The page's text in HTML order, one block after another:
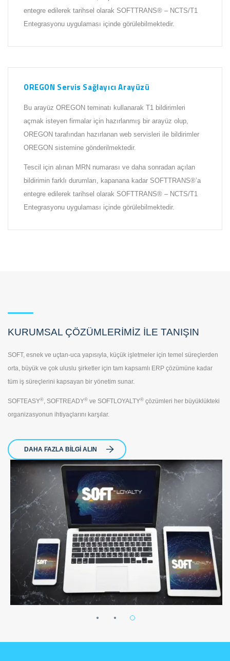
entegre edilerek tarihsel olarak SOFTTRANS® – NCTS/T1
Entegrasyonu uygulaması içinde görülebilmektedir.
OREGON Servis Sağlayıcı Arayüzü
Bu arayüz OREGON teminatı kullanarak T1 bildirimleri
açmak isteyen firmalar için hazırlanmış bir arayüz olup,
OREGON tarafından hazırlanan web servisleri ile bildirimler
OREGON sistemine gönderilmektedir.
Tescil için alınan MRN numarası ve daha sonradan açılan
bildirimin farklı durumları, kapanana kadar SOFTTRANS®’a
entegre edilerek tarihsel olarak SOFTTRANS® – NCTS/T1
Entegrasyonu uygulaması içinde görülebilmektedir.
KURUMSAL ÇÖZÜMLERİMİZ İLE TANIŞIN
SOFT, esnek ve uçtan-uca yapısıyla, küçük işletmeler için temel süreçlerden
orta, büyük ve çok uluslu şirketler için tam kapsamlı ERP çözümüne kadar
tüm iş süreçlerini kapsayan bir yönetim sunar.
SOFTEASY®, SOFTREADY® ve SOFTLOYALTY® çözümleri her büyüklükteki
organizasyonun ihtiyaçlarını karşılar.
DAHA FAZLA BILGI ALIN